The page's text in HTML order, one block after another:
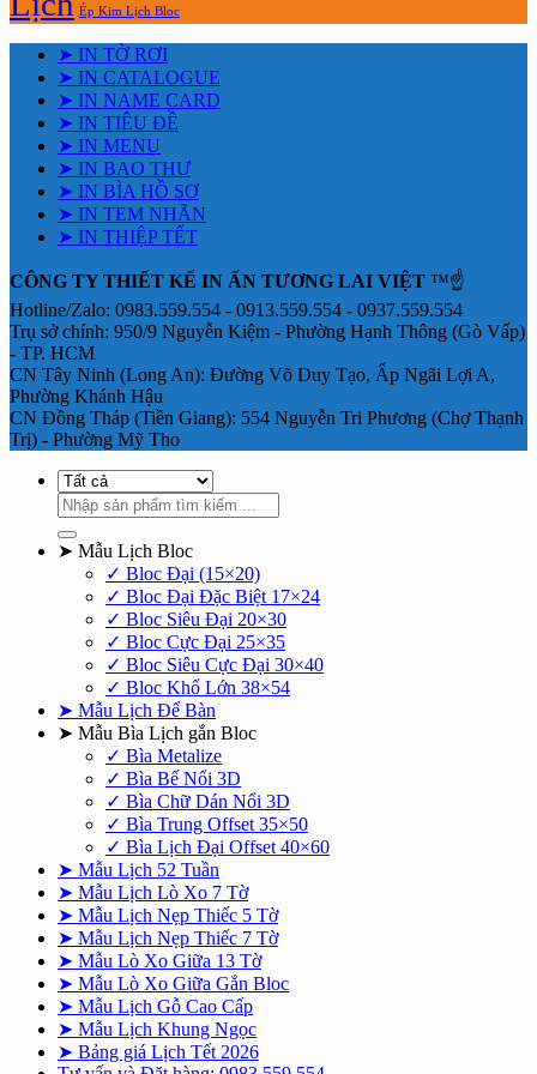
Ép Kim Lịch Bloc
➤ IN TỜ RƠI
➤ IN CATALOGUE
➤ IN NAME CARD
➤ IN TIÊU ĐỀ
➤ IN MENU
➤ IN BAO THƯ
➤ IN BÌA HỒ SƠ
➤ IN TEM NHÃN
➤ IN THIỆP TẾT
CÔNG TY THIẾT KẾ IN ẤN TƯƠNG LAI VIỆT ™☝️
Hotline/Zalo: 0983.559.554 - 0913.559.554 - 0937.559.554
Trụ sở chính: 950/9 Nguyễn Kiệm - Phường Hạnh Thông (Gò Vấp)
- TP. HCM
CN Tây Ninh (Long An): Đường Võ Duy Tạo, Ấp Ngãi Lợi A,
Phường Khánh Hậu
CN Đồng Tháp (Tiền Giang): 554 Nguyễn Tri Phương (Chợ Thạnh
Trị) - Phường Mỹ Tho
Tìm
kiếm:
➤ Mẫu Lịch Bloc
✓ Bloc Đại (15×20)
✓ Bloc Đại Đặc Biệt 17×24
✓ Bloc Siêu Đại 20×30
✓ Bloc Cực Đại 25×35
✓ Bloc Siêu Cực Đại 30×40
✓ Bloc Khổ Lớn 38×54
➤ Mẫu Lịch Để Bàn
➤ Mẫu Bìa Lịch gắn Bloc
✓ Bìa Metalize
✓ Bìa Bế Nổi 3D
✓ Bìa Chữ Dán Nổi 3D
✓ Bìa Trung Offset 35×50
✓ Bìa Lịch Đại Offset 40×60
➤ Mẫu Lịch 52 Tuần
➤ Mẫu Lịch Lò Xo 7 Tờ
➤ Mẫu Lịch Nẹp Thiếc 5 Tờ
➤ Mẫu Lịch Nẹp Thiếc 7 Tờ
➤ Mẫu Lò Xo Giữa 13 Tờ
➤ Mẫu Lò Xo Giữa Gắn Bloc
➤ Mẫu Lịch Gỗ Cao Cấp
➤ Mẫu Lịch Khung Ngọc
➤ Bảng giá Lịch Tết 2026